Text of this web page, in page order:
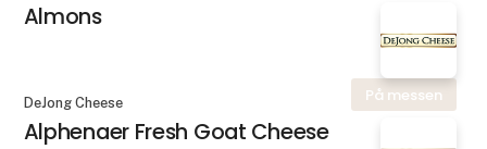
Almons
På messen
DeJong Cheese
Alphenaer Fresh Goat Cheese